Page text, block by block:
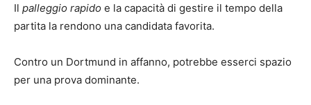
Il palleggio rapido e la capacità di gestire il tempo della
partita la rendono una candidata favorita.
Contro un Dortmund in affanno, potrebbe esserci spazio
per una prova dominante.